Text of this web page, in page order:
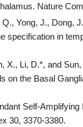
Nature
Yong, J., Dong,
specification in
X., Li, D.*, and
on the Basal
Self-
30, 3370-3380.